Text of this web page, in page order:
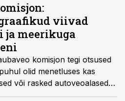
viivad
ja meerikuga
komisjon tegi otsused
olid menetluses kas
või rasked autoveoalased
juhtudest puudutasid